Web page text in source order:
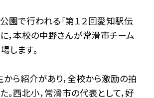
園で行われる「第１２回愛知駅伝
に，本校の中野さんが常滑市チーム
します。
ら紹介があり，全校から激励の拍
。西北小，常滑市の代表として，好